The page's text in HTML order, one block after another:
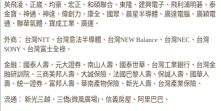
英飛凌、正崴、均豪、宏正、和碩聯合、東隆、建興電子、飛利浦明碁、泰
金寶、神通、神達、偉創力、康全、國眾、晨星半導體、廣達電腦、廣穎電
通、聯華氣體、寶成工業、廣運、
外商： 台灣NTT、台灣意法半導體、台灣NEW Balance、台灣NEC、台灣
SONY、台灣富士全祿、
金融：國泰人壽、元大證券、南山人壽、國泰世華、台灣工業銀行、台灣金
融研訓院、三商美邦人壽、大誠保險、法國巴黎人壽、保誠人壽、國華人
壽、統一證券、富邦人壽、華南產物保險、新光人壽、台灣產業保險、
流通： 新光三越、三僑(微風廣場)、信義房屋、阿里巴巴、